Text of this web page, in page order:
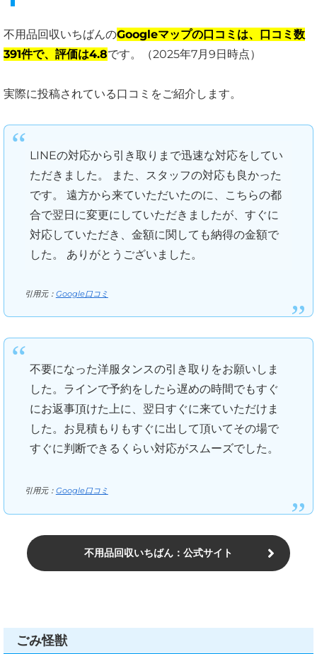
不用品回収いちばんのGoogleマップの口コミは、口コミ数
391件で、評価は4.8です。（2025年7月9日時点）
実際に投稿されている口コミをご紹介します。
LINEの対応から引き取りまで迅速な対応をしてい
ただきました。 また、スタッフの対応も良かった
です。 遠方から来ていただいたのに、こちらの都
合で翌日に変更にしていただきましたが、すぐに
対応していただき、金額に関しても納得の金額で
した。 ありがとうございました。
引用元： Google口コミ
不要になった洋服タンスの引き取りをお願いしま
した。ラインで予約をしたら遅めの時間でもすぐ
にお返事頂けた上に、翌日すぐに来ていただけま
した。お見積もりもすぐに出して頂いてその場で
すぐに判断できるくらい対応がスムーズでした。
引用元： Google口コミ
不用品回収いちばん：公式サイト
ごみ怪獣